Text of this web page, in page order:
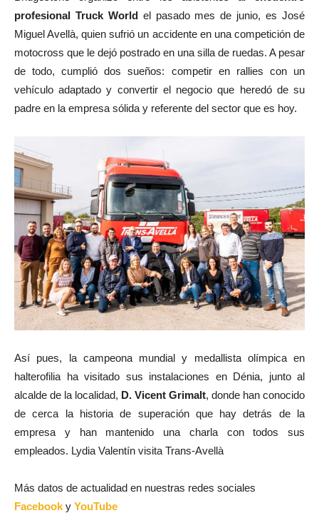
profesional Truck Worldel pasado mes de junio, es José
Miguel Avellà, quien sufrió un accidente en una competición de
motocross que le dejó postrado en una silla de ruedas. A pesar
de todo, cumplió dos sueños: competir en rallies con un
vehículo adaptado y convertir el negocio que heredó de su
padre en la empresa sólida y referente del sector que es hoy.
Así pues, la campeona mundial y medallista olímpica en
halterofilia ha visitado sus instalaciones en Dénia, junto al
alcalde de la localidad, D. Vicent Grimalt, donde han conocido
de cerca la historia de superación que hay detrás de la
empresa y han mantenido una charla con todos sus
empleados. Lydia Valentín visita Trans-Avellà
Más datos de actualidad en nuestras redes sociales
Facebook y YouTube